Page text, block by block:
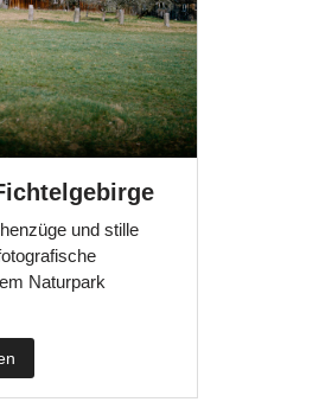
und stille
Naturpark